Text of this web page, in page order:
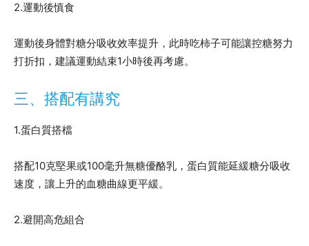
2.運動後慎食
運動後身體對糖分吸收效率提升，此時吃柿子可能讓控糖努力
打折扣，建議運動結束1小時後再考慮。
三、搭配有講究
1.蛋白質搭檔
搭配10克堅果或100毫升無糖優酪乳，蛋白質能延緩糖分吸收
速度，讓上升的血糖曲線更平緩。
2.避開高危組合